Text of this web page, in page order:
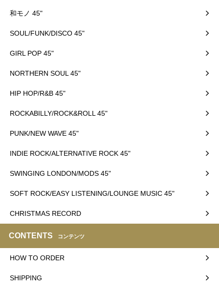
和モノ 45"
SOUL/FUNK/DISCO 45"
GIRL POP 45"
NORTHERN SOUL 45"
HIP HOP/R&B 45"
ROCKABILLY/ROCK&ROLL 45"
PUNK/NEW WAVE 45"
INDIE ROCK/ALTERNATIVE ROCK 45"
SWINGING LONDON/MODS 45"
SOFT ROCK/EASY LISTENING/LOUNGE MUSIC 45"
CHRISTMAS RECORD
CONTENTS コンテンツ
HOW TO ORDER
SHIPPING